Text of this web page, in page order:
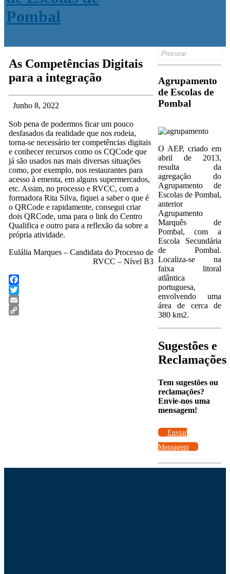
As Competências Digitais
para a integração
Junho 8, 2022
Sob pena de podermos ficar um pouco
desfasados da realidade que nos rodeia,
torna-se necessário ter competências digitais
e conhecer recursos como os CQCode que
já são usados nas mais diversas situações
como, por exemplo, nos restaurantes para
acesso à ementa, em alguns supermercados,
etc. Assim, no processo e RVCC, com a
formadora Rita Silva, fiquei a saber o que é
o QRCode e rapidamente, consegui criar
dois QRCode, uma para o link do Centro
Qualifica e outro para a reflexão da sobre a
própria atividade.
Eulália Marques – Candidata do Processo de
RVCC – Nível B3
Facebook
Twitter
Email
Search
Agrupamento
de Escolas de
Pombal
O AEP, criado em
abril de 2013,
resulta da
agregação do
Agrupamento de
Escolas de Pombal,
anterior
Agrupamento
Marquês de
Pombal, com a
Escola Secundária
de Pombal.
Localiza-se na
faixa litoral
atlântica
portuguesa,
envolvendo uma
área de cerca de
380 km2.
Sugestões e
Reclamações
Tem sugestões ou
reclamações?
Envie-nos uma
mensagem!
Enviar
Mensagem